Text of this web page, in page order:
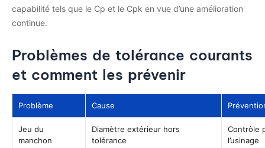
capabilité tels que le Cp et le Cpk en vue d’une amélioration
continue.
Problèmes de tolérance courants
et comment les prévenir
Problème Cause
Jeu du
manchon
Diamètre extérieur hors
tolérance
Contrôle
l’usinage